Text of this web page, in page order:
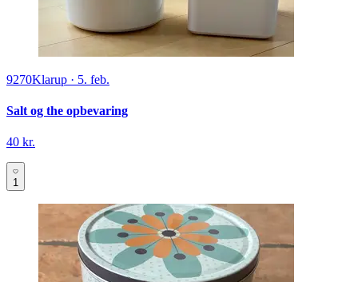
9270Klarup · 5. feb.
Salt og the opbevaring
40 kr.
1